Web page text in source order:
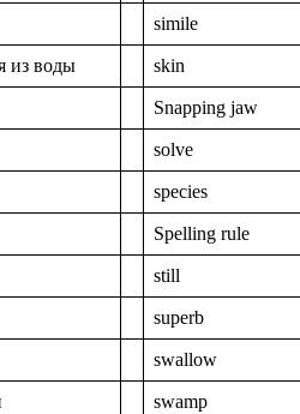
simile
из воды skin
Snapping jaw
solve
species
Spelling rule
still
superb
swallow
swamp